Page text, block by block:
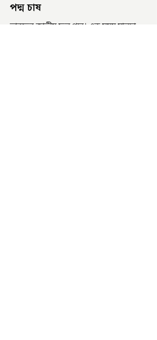
পদ্ম চাষ
ভারতের জাতীয় ফুল পদ্ম। এক সময় মালদা